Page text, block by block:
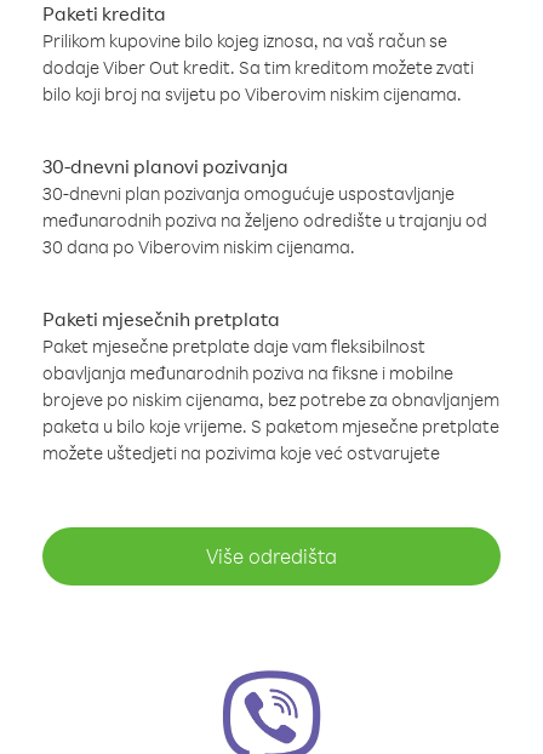
Paketi kredita
Prilikom kupovine bilo kojeg iznosa, na vaš račun se
dodaje Viber Out kredit. Sa tim kreditom možete zvati
bilo koji broj na svijetu po Viberovim niskim cijenama.
30-dnevni planovi pozivanja
30-dnevni plan pozivanja omogućuje uspostavljanje
međunarodnih poziva na željeno odredište u trajanju od
30 dana po Viberovim niskim cijenama.
Paketi mjesečnih pretplata
Paket mjesečne pretplate daje vam fleksibilnost
obavljanja međunarodnih poziva na fiksne i mobilne
brojeve po niskim cijenama, bez potrebe za obnavljanjem
paketa u bilo koje vrijeme. S paketom mjesečne pretplate
možete uštedjeti na pozivima koje već ostvarujete
Više odredišta